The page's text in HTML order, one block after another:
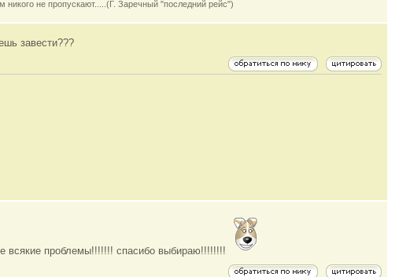
не пропускают.....(Г. Заречный "последний рейс")
завести???
всякие проблемы!!!!!!! спасибо выбираю!!!!!!!!